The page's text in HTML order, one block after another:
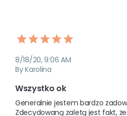
8/18/20, 9:06 AM
By Karolina
Wszystko ok
Generalnie jestem bardzo
Zdecydowaną zaletą jest fakt,